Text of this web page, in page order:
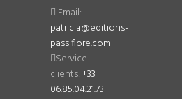
Email:
patricia@editions-
passiflore.com
Service
clients:+33
06.85.04.21.73